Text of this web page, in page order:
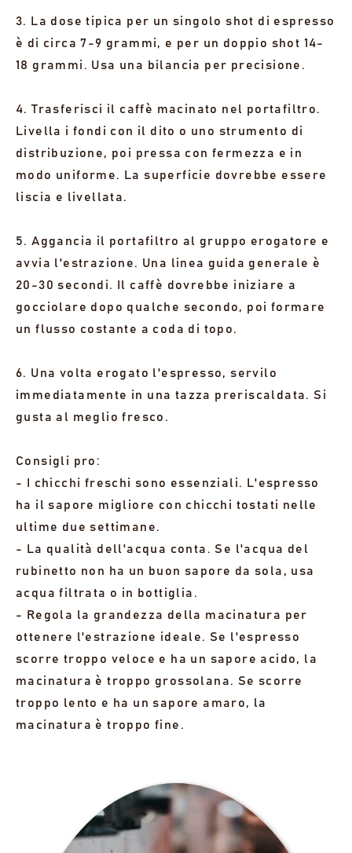
3. La dose tipica per un singolo shot di espresso
è di circa 7-9 grammi, e per un doppio shot 14-
18 grammi. Usa una bilancia per precisione.
4. Trasferisci il caffè macinato nel portafiltro.
Livella i fondi con il dito o uno strumento di
distribuzione, poi pressa con fermezza e in
modo uniforme. La superficie dovrebbe essere
liscia e livellata.
5. Aggancia il portafiltro al gruppo erogatore e
avvia l'estrazione. Una linea guida generale è
20-30 secondi. Il caffè dovrebbe iniziare a
gocciolare dopo qualche secondo, poi formare
un flusso costante a coda di topo.
6. Una volta erogato l'espresso, servilo
immediatamente in una tazza preriscaldata. Si
gusta al meglio fresco.
Consigli pro:
- I chicchi freschi sono essenziali. L'espresso
ha il sapore migliore con chicchi tostati nelle
ultime due settimane.
- La qualità dell'acqua conta. Se l'acqua del
rubinetto non ha un buon sapore da sola, usa
acqua filtrata o in bottiglia.
- Regola la grandezza della macinatura per
ottenere l'estrazione ideale. Se l'espresso
scorre troppo veloce e ha un sapore acido, la
macinatura è troppo grossolana. Se scorre
troppo lento e ha un sapore amaro, la
macinatura è troppo fine.